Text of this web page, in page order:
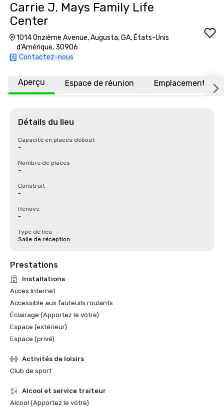
Carrie J. Mays Family Life
Center
1014 Onzième Avenue, Augusta, GA, États-Unis
d'Amérique, 30906
Contactez-nous
Aperçu Espace de réunion Emplacement
Détails du lieu
Capacité en places debout
-
Nombre de places
-
Construit
-
Rénové
-
Type de lieu
Salle de réception
Prestations
Installations
Accès Internet
Accessible aux fauteuils roulants
Éclairage (Apportez le vôtre)
Espace (extérieur)
Espace (privé)
Activités de loisirs
Club de sport
Alcool et service traiteur
Alcool (Apportez le vôtre)